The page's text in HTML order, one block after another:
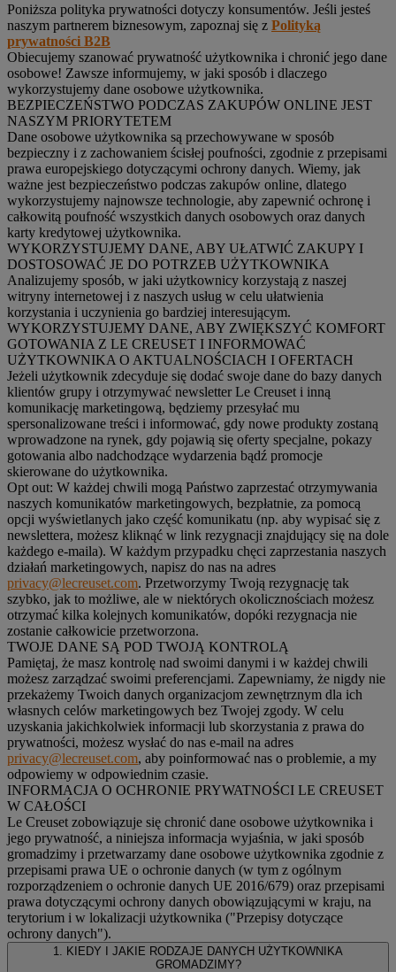
Poniższa polityka prywatności dotyczy konsumentów. Jeśli jesteś
naszym partnerem biznesowym, zapoznaj się z Polityką
prywatności B2B
Obiecujemy szanować prywatność użytkownika i chronić jego dane
osobowe! Zawsze informujemy, w jaki sposób i dlaczego
wykorzystujemy dane osobowe użytkownika.
BEZPIECZEŃSTWO PODCZAS ZAKUPÓW ONLINE JEST
NASZYM PRIORYTETEM
Dane osobowe użytkownika są przechowywane w sposób
bezpieczny i z zachowaniem ścisłej poufności, zgodnie z przepisami
prawa europejskiego dotyczącymi ochrony danych. Wiemy, jak
ważne jest bezpieczeństwo podczas zakupów online, dlatego
wykorzystujemy najnowsze technologie, aby zapewnić ochronę i
całkowitą poufność wszystkich danych osobowych oraz danych
karty kredytowej użytkownika.
WYKORZYSTUJEMY DANE, ABY UŁATWIĆ ZAKUPY I
DOSTOSOWAĆ JE DO POTRZEB UŻYTKOWNIKA
Analizujemy sposób, w jaki użytkownicy korzystają z naszej
witryny internetowej i z naszych usług w celu ułatwienia
korzystania i uczynienia go bardziej interesującym.
WYKORZYSTUJEMY DANE, ABY ZWIĘKSZYĆ KOMFORT
GOTOWANIA Z LE CREUSET I INFORMOWAĆ
UŻYTKOWNIKA O AKTUALNOŚCIACH I OFERTACH
Jeżeli użytkownik zdecyduje się dodać swoje dane do bazy danych
klientów grupy i otrzymywać newsletter Le Creuset i inną
komunikację marketingową, będziemy przesyłać mu
spersonalizowane treści i informować, gdy nowe produkty zostaną
wprowadzone na rynek, gdy pojawią się oferty specjalne, pokazy
gotowania albo nadchodzące wydarzenia bądź promocje
skierowane do użytkownika.
Opt out: W każdej chwili mogą Państwo zaprzestać otrzymywania
naszych komunikatów marketingowych, bezpłatnie, za pomocą
opcji wyświetlanych jako część komunikatu (np. aby wypisać się z
newslettera, możesz kliknąć w link rezygnacji znajdujący się na dole
każdego e-maila). W każdym przypadku chęci zaprzestania naszych
działań marketingowych, napisz do nas na adres
privacy@lecreuset.com. Przetworzymy Twoją rezygnację tak
szybko, jak to możliwe, ale w niektórych okolicznościach możesz
otrzymać kilka kolejnych komunikatów, dopóki rezygnacja nie
zostanie całkowicie przetworzona.
TWOJE DANE SĄ POD TWOJĄ KONTROLĄ
Pamiętaj, że masz kontrolę nad swoimi danymi i w każdej chwili
możesz zarządzać swoimi preferencjami. Zapewniamy, że nigdy nie
przekażemy Twoich danych organizacjom zewnętrznym dla ich
własnych celów marketingowych bez Twojej zgody. W celu
uzyskania jakichkolwiek informacji lub skorzystania z prawa do
prywatności, możesz wysłać do nas e-mail na adres
privacy@lecreuset.com, aby poinformować nas o problemie, a my
odpowiemy w odpowiednim czasie.
INFORMACJA O OCHRONIE PRYWATNOŚCI LE CREUSET
W CAŁOŚCI
Le Creuset zobowiązuje się chronić dane osobowe użytkownika i
jego prywatność, a niniejsza informacja wyjaśnia, w jaki sposób
gromadzimy i przetwarzamy dane osobowe użytkownika zgodnie z
przepisami prawa UE o ochronie danych (w tym z ogólnym
rozporządzeniem o ochronie danych UE 2016/679) oraz przepisami
prawa dotyczącymi ochrony danych obowiązującymi w kraju, na
terytorium i w lokalizacji użytkownika ("Przepisy dotyczące
ochrony danych").
1. KIEDY I JAKIE RODZAJE DANYCH UŻYTKOWNIKA
GROMADZIMY?